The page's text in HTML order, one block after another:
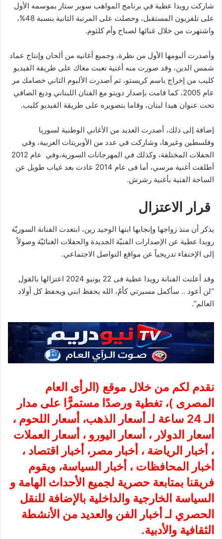
شاركت رويدا عطية في برنامج المواهب سوبر ستار بموسمه الأول
على تلفزيون المستقبل، وحصلت على المرتبة الثانية بنسبة 48%،
واشتهرت من خلال غنائها لصباح وأم كلثوم.
وأصدرت ألبومها الأول من نظرة، وجميع أغانيه من ألحان وإنتاج عماد
شمس الدين، وقد صورت منه أغنية تعبت معاك على طريقة الفيديو
كليب من إخراج باسم كريستو، ثم أصدرت الألبوم الثاني خصامك مر
عام 2005، كما قامت بإصدار دويتو مع الفنان اللبناني وديع الصافي
تحت عنوان هيدا لبنان، وقاما بتصويره على طريقة الفيديو كليب.
إضافة إلى ذلك، أصدرت العديد من الأغاني الوطنية لسوريا
وفلسطين وغيرها، وشاركت في عدد من الأوبريتات العربية، وفي
الحفلات المختلفة، وكذلك في المهرجانات السورية،وفي عام 2012
أطلقت أغنية مرسي، أما فى عام 2014 عادت بعد غياب طويل عن
الساحة الفنية بأغنية رشرش.
قرار الاعتزال
يذكر أن منذ زواجها وإنجابها ابنها الوحيد زين، ابتعدت الفنانة السوريّة
رويدا عطية عن الإصدارات الفنيّة الجديدة والحفلات الغنائيّة وصولاً
إلى الإختفاء تدريجياً عن مواقع التواصل الاجتماعي.
وقد أعلنت الفنانة رويدا عطية فى 22 يونيو 2024 اعتزالها بالقول
“لن أعود .. سأكمل مسيرتي كأمّ، الله يحفظ ابني ويحفظ كل أولاد
العالم”.
نقدم لكم من خلال موقع ( الرأى العام
المصرى )، تغطية ورصدًا مستمرًّا على مدار
الـ 24 ساعة لـ أسعار الذهب، أسعار اللحوم ،
أسعار الدولار ، أسعار اليورو ، أسعار العملات
، أخبار الرياضة ، أخبار مصر، أخبار اقتصاد ،
أخبار المحافظات ، أخبار السياسة، ويقوم
فريقنا بمتابعة حصرية لجميع الأحداث الهامة و
السياسة الخارجية والداخلية بالإضافة للنقل
الحصري لـ أخبار الفن والعديد من الأنشطة
الثقافية والأدبية.